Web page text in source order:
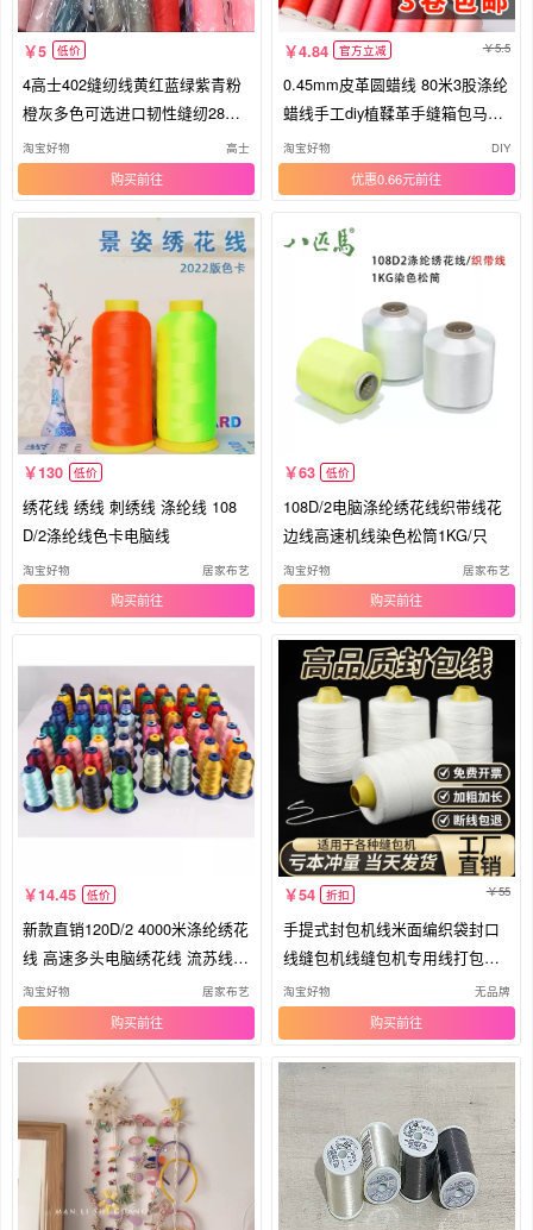
5 低价
4高士402缝纫线黄红蓝绿紫青粉
橙灰多色可选进口韧性缝纫28包
邮
淘宝好物 高士
购买
4.84 官方立减 5.5
0.45mm皮革圆蜡线 80米3股涤纶
蜡线手工diy植鞣革手缝箱包马克
线
淘宝好物 DIY
优惠0.66元
130 低价
绣花线 绣线 刺绣线 涤纶线 108
D/2涤纶线色卡电脑线
淘宝好物 居家布艺
购买
63 低价
108D/2电脑涤纶绣花线织带线花
边线高速机线染色松筒1KG/只
淘宝好物 居家布艺
购买
14.45 低价
新款直销120D/2 4000米涤纶绣花
线 高速多头电脑绣花线 流苏线 2
0
淘宝好物 居家布艺
购买
54 折扣 55
手提式封包机线米面编织袋封口
线缝包机线缝包机专用线打包机
线线
淘宝好物 无品牌
购买